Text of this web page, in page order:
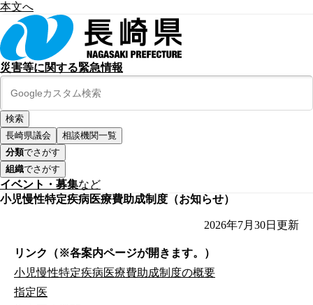
本文へ
災害等に関する緊急情報
長崎県議会
相談機関一覧
分類でさがす
組織でさがす
イベント・募集など
小児慢性特定疾病医療費助成制度（お知らせ）
2026年7月30日 更新
リンク（※各案内ページが開きます。）
小児慢性特定疾病医療費助成制度の概要
指定医